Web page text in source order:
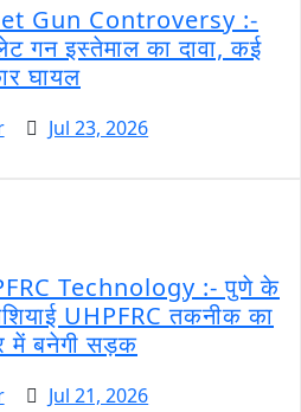
Gun Controversy :-
गन इस्तेमाल का दावा, कई
घायल
Jul 23, 2026
Technology :- पुणे के
UHPFRC तकनीक का
में बनेगी सड़क
Jul 21, 2026